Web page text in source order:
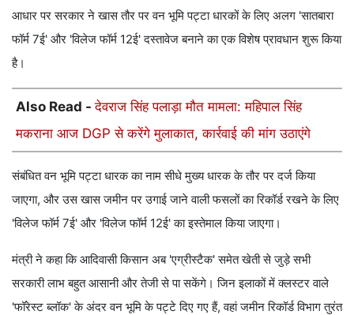
आधार पर सरकार ने खास तौर पर वन भूमि पट्टा धारकों के लिए अलग 'सातबारा
फॉर्म 7ई' और 'विलेज फॉर्म 12ई' दस्तावेज बनाने का एक विशेष प्रावधान शुरू किया
है।
Also Read -देवराज सिंह पलाड़ा मौत मामला: महिपाल सिंह
मकराना आज DGP से करेंगे मुलाकात, कार्रवाई की मांग उठाएंगे
संबंधित वन भूमि पट्टा धारक का नाम सीधे मुख्य धारक के तौर पर दर्ज किया
जाएगा, और उस खास जमीन पर उगाई जाने वाली फसलों का रिकॉर्ड रखने के लिए
'विलेज फॉर्म 7ई' और 'विलेज फॉर्म 12ई' का इस्तेमाल किया जाएगा।
मंत्री ने कहा कि आदिवासी किसान अब 'एग्रीस्टैक' समेत खेती से जुड़े सभी
सरकारी लाभ बहुत आसानी और तेजी से पा सकेंगे। जिन इलाकों में क्लस्टर वाले
'फॉरेस्ट ब्लॉक' के अंदर वन भूमि के पट्टे दिए गए हैं, वहां जमीन रिकॉर्ड विभाग तुरंत